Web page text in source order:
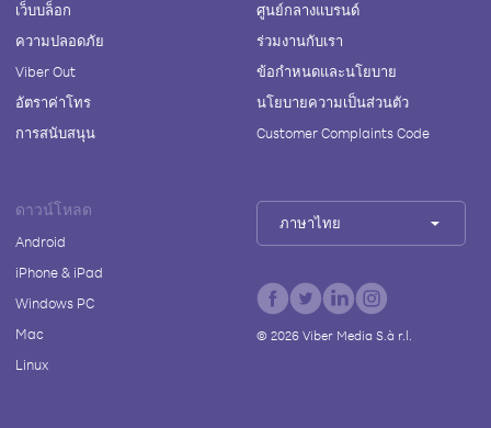
เว็บบล็อก
ความปลอดภัย
Viber Out
อัตราค่าโทร
การสนับสนุน
ศูนย์กลางแบรนด์
ร่วมงานกับเรา
ข้อกำหนดและนโยบาย
นโยบายความเป็นส่วนตัว
Customer Complaints Code
ดาวน์โหลด
Android
iPhone & iPad
Windows PC
Mac
Linux
ภาษาไทย
© 2026Viber Media S.à r.l.